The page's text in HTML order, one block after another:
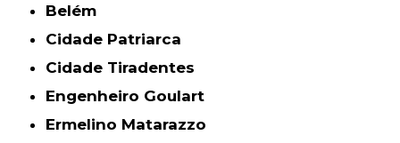
Belém
Cidade Patriarca
Cidade Tiradentes
Engenheiro Goulart
Ermelino Matarazzo